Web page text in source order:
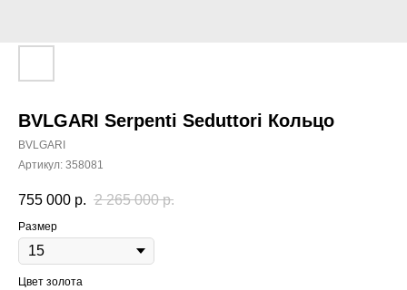
BVLGARI Serpenti Seduttori Кольцо
BVLGARI
Артикул: 358081
755 000 р. 2 265 000 р.
Размер
Цвет золота